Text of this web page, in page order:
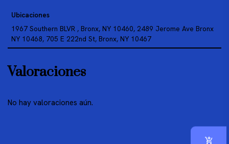
Ubicaciones
1967 Southern BLVR , Bronx, NY 10460, 2489 Jerome Ave Bronx
NY 10468, 705 E 222nd St, Bronx, NY 10467
Valoraciones
No hay valoraciones aún.